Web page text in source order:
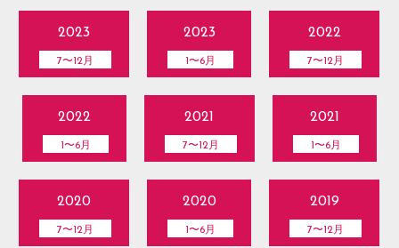
2023
7〜12月
2023
1〜6月
2022
7〜12月
2022
1〜6月
2021
7〜12月
2021
1〜6月
2020
7〜12月
2020
1〜6月
2019
7〜12月